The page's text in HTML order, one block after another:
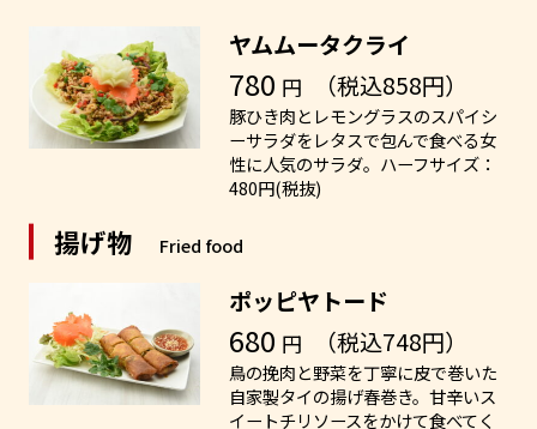
ヤムムータクライ
780 円 （税込858円）
豚ひき肉とレモングラスのスパイシ
ーサラダをレタスで包んで食べる女
性に人気のサラダ。ハーフサイズ：
480円(税抜)
揚げ物 Fried food
ポッピヤトード
680 円 （税込748円）
鳥の挽肉と野菜を丁寧に皮で巻いた
自家製タイの揚げ春巻き。甘辛いス
イートチリソースをかけて食べてく